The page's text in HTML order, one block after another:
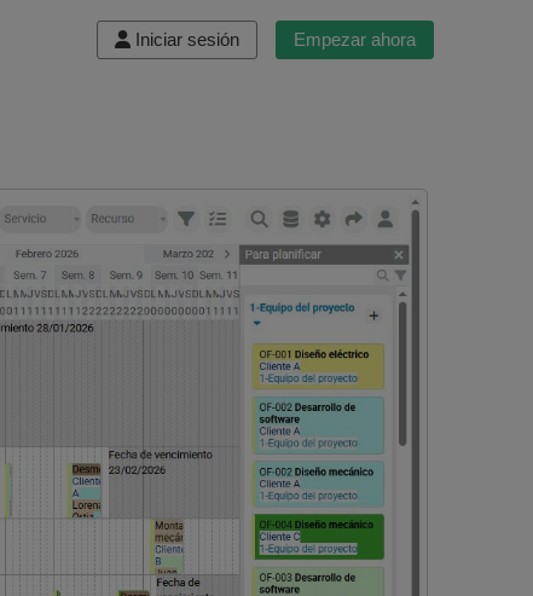
Iniciar sesión Empezar ahora